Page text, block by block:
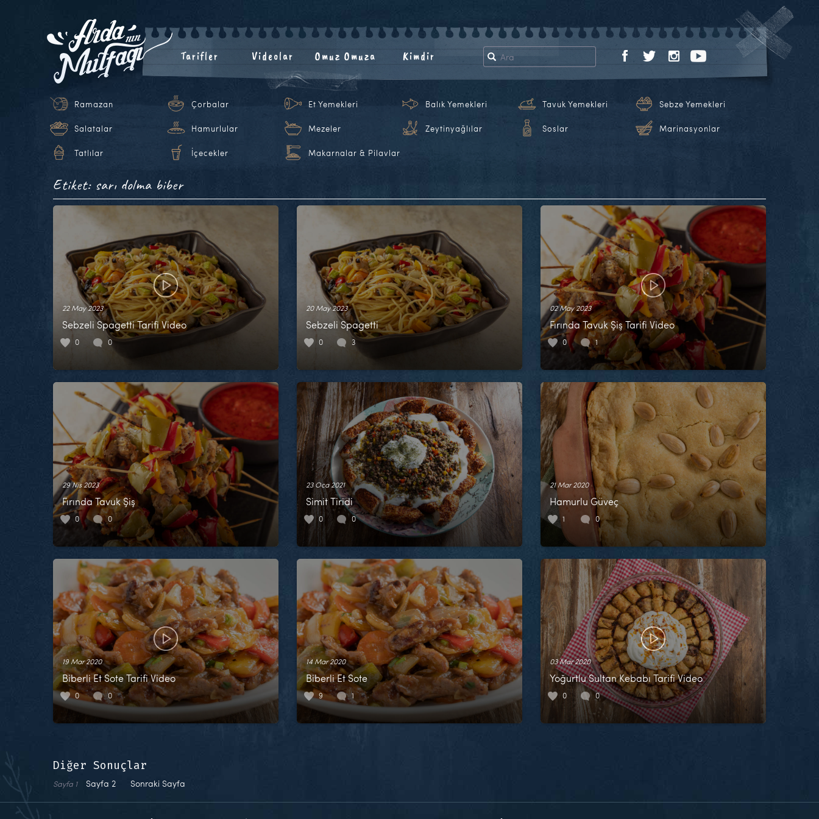
Tarifler Videolar Omuz Omuza Kimdir
Ramazan Çorbalar Et Yemekleri Balık Yemekleri Tavuk Yemekleri Sebze Yemekleri
Salatalar Hamurlular Mezeler Zeytinyağlılar Soslar Marinasyonlar
Tatlılar İçecekler Makarnalar & Pilavlar
Etiket: sarı dolma biber
22 May 2023
Sebzeli Spagetti Tarifi Video
0 0
20 May 2023
Sebzeli Spagetti
0 3
02 May 2023
Fırında Tavuk Şiş Tarifi Video
0 1
29 Nis 2023
Fırında Tavuk Şiş
0 0
23 Oca 2021
Simit Tiridi
0 0
21 Mar 2020
Hamurlu Güveç
1 0
19 Mar 2020
Biberli Et Sote Tarifi Video
0 0
14 Mar 2020
Biberli Et Sote
9 1
03 Mar 2020
Yoğurtlu Sultan Kebabı Tarifi Video
0 0
Diğer Sonuçlar
Sayfa 1 Sayfa 2 Sonraki Sayfa